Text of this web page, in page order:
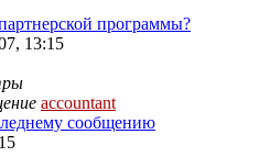
программы?
13:15
accountant